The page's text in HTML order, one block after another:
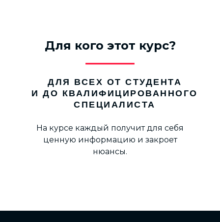
Для кого этот курс?
ДЛЯ ВСЕХ ОТ СТУДЕНТА
И ДО КВАЛИФИЦИРОВАННОГО
СПЕЦИАЛИСТА
На курсе каждый получит для себя
ценную информацию и закроет
нюансы.